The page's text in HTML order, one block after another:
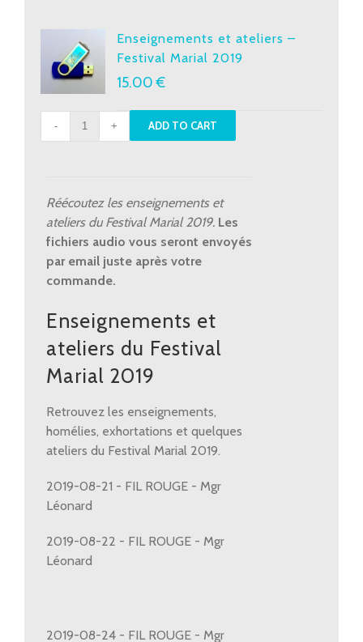
Enseignements et ateliers –
Festival Marial 2019
15.00€
Enseignements
Festival
Marial
2019
quantity
ADD TO CART
Réécoutez les enseignements et
ateliers du Festival Marial 2019. Les
fichiers audio vous seront envoyés
par email juste après votre
commande.
Enseignements et
ateliers du Festival
Marial 2019
Retrouvez les enseignements,
homélies, exhortations et quelques
ateliers du Festival Marial 2019.
2019-08-21 - FIL ROUGE - Mgr
Léonard
2019-08-22 - FIL ROUGE - Mgr
Léonard
2019-08-24 - FIL ROUGE - Mgr